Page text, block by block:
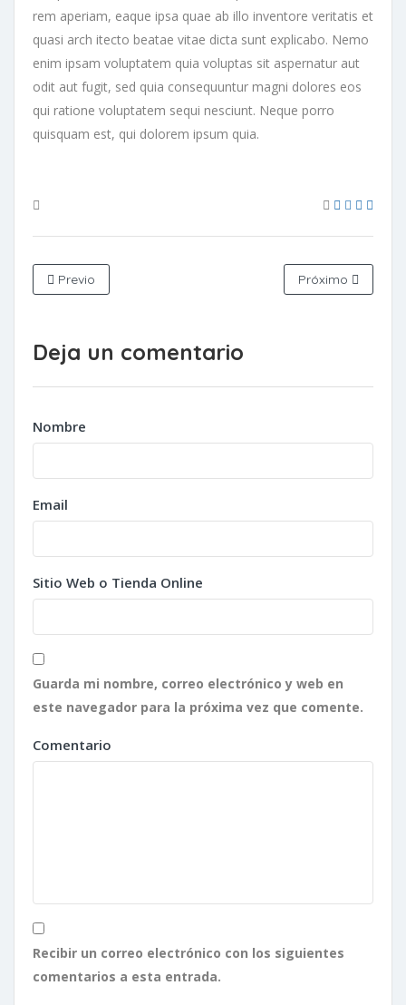
rem aperiam, eaque ipsa quae ab illo inventore veritatis et
quasi arch itecto beatae vitae dicta sunt explicabo. Nemo
enim ipsam voluptatem quia voluptas sit aspernatur aut
odit aut fugit, sed quia consequuntur magni dolores eos
qui ratione voluptatem sequi nesciunt. Neque porro
quisquam est, qui dolorem ipsum quia.
Previo Próximo
Deja un comentario
Nombre
Email
Sitio Web o Tienda Online
Guarda mi nombre, correo electrónico y web en
este navegador para la próxima vez que comente.
Comentario
Recibir un correo electrónico con los siguientes
comentarios a esta entrada.